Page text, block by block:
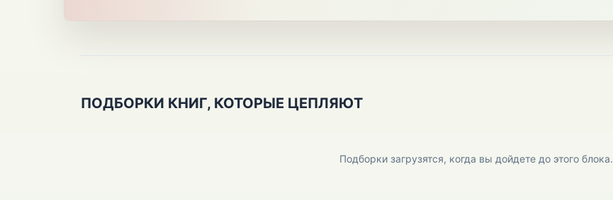
ПОДБОРКИ КНИГ, КОТОРЫЕ ЦЕПЛЯЮТ
Подборки загрузятся, когда вы дойдете до этого блока.